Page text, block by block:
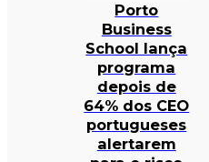
Porto
Business
School lança
programa
depois de
64% dos CEO
portugueses
alertarem